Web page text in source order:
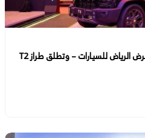
جيتور التوريدات الوطنية تتألق بمعرض الرياض للسيارات – وتطلق طراز T2